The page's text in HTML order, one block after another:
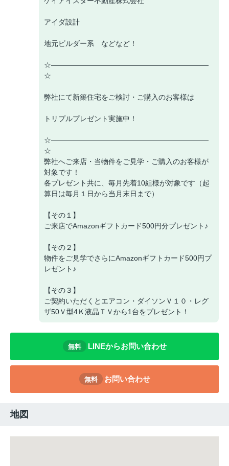
アイダ設計
地元ビルダー系 などなど！
☆――――――――――――――――――――――
☆
弊社にて新築住宅をご検討・ご購入のお客様は
トリプルプレゼント実施中！
☆――――――――――――――――――――――
☆
弊社へご来店・当物件をご見学・ご購入のお客様が
対象です！
各プレゼント共に、毎月先着10組様が対象です（起
算日は毎月１日から当月末日まで）
【その１】
ご来店でAmazonギフトカード500円分プレゼント♪
【その２】
物件をご見学でさらにAmazonギフトカード500円プ
レゼント♪
【その３】
ご契約いただくとエアコン・ダイソンＶ１０・レグ
ザ50Ｖ型4Ｋ液晶ＴＶから1台をプレゼント！
無料 LINEからお問い合わせ
無料 お問い合わせ
地図